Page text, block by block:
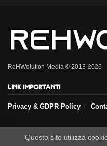
ReHWolution Media © 2013-2026
Link importanti
Privacy & GDPR Policy
Seguici sui nostri social
Questo sito utilizza